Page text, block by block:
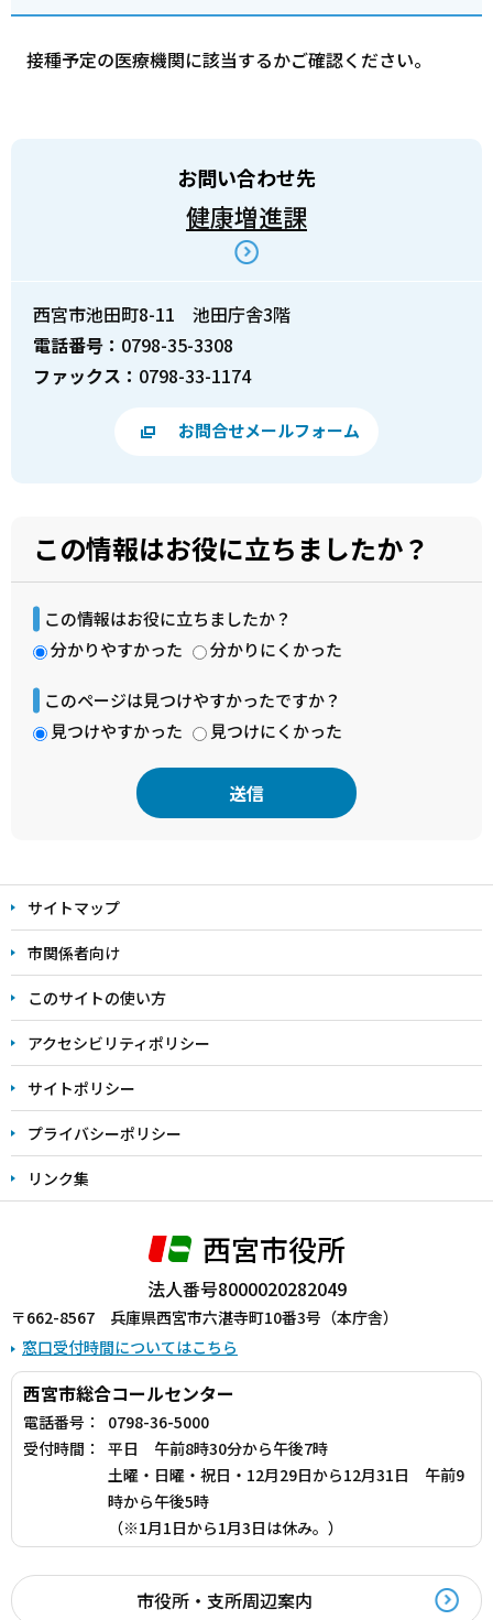
接種予定の医療機関に該当するかご確認ください。
お問い合わせ先
健康増進課
西宮市池田町8-11 池田庁舎3階
電話番号： 0798-35-3308
ファックス： 0798-33-1174
お問合せメールフォーム
この情報はお役に立ちましたか？
この情報はお役に立ちましたか？
分かりやすかった
分かりにくかった
このページは見つけやすかったですか？
見つけやすかった
見つけにくかった
文
こ
こ
ま
サイトマップ
市関係者向け
このサイトの使い方
アクセシビリティポリシー
サイトポリシー
プライバシーポリシー
リンク集
西宮市役所
法人番号8000020282049
〒662-8567 兵庫県西宮市六湛寺町10番3号（本庁舎）
窓口受付時間についてはこちら
西宮市総合コールセンター
電話番号：
0798-36-5000
受付時間：
平日 午前8時30分から午後7時
土曜・日曜・祝日・12月29日から12月31日 午前9
時から午後5時
（※1月1日から1月3日は休み。）
市役所・支所周辺案内